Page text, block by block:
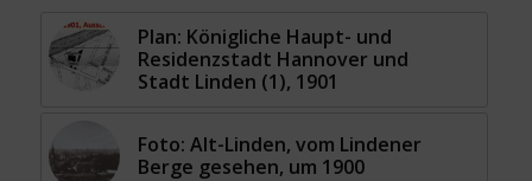
Plan: Königliche Haupt- und
Residenzstadt Hannover und
Stadt Linden (1), 1901
Foto: Alt-Linden, vom Lindener
Berge gesehen, um 1900